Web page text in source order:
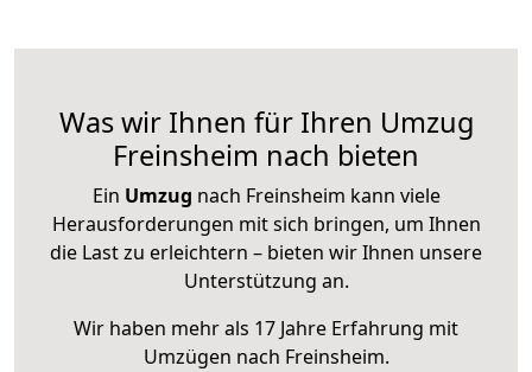
Was wir Ihnen für Ihren Umzug
Freinsheim nach bieten
Ein Umzug nach Freinsheim kann viele
Herausforderungen mit sich bringen, um Ihnen
die Last zu erleichtern – bieten wir Ihnen unsere
Unterstützung an.
Wir haben mehr als 17 Jahre Erfahrung mit
Umzügen nach Freinsheim.